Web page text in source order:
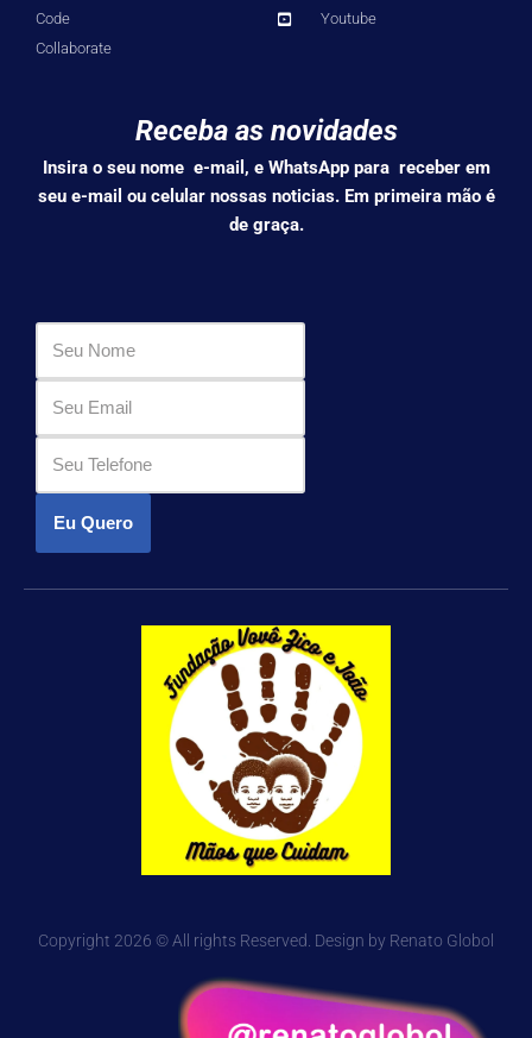
Code
Collaborate
Youtube
Receba as novidades
Insira o seu nome e-mail, e WhatsApp para receber em
seu e-mail ou celular nossas noticias. Em primeira mão é
de graça.
Eu Quero
Copyright 2026 © All rights Reserved. Design by Renato Globol